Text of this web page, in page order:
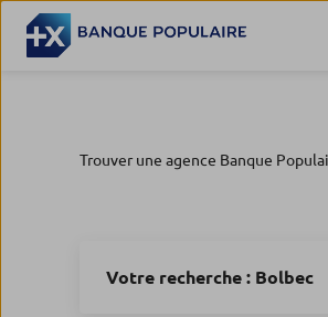
Trouver une agence Banque
Votre recherche : Bolbec